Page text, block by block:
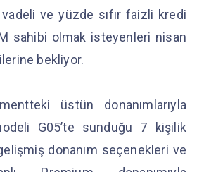
ve yüzde sıfır faizli kredi
sahibi olmak isteyenleri nisan
bekliyor.
üstün donanımlarıyla
G05’te sunduğu 7 kişilik
donanım seçenekleri ve